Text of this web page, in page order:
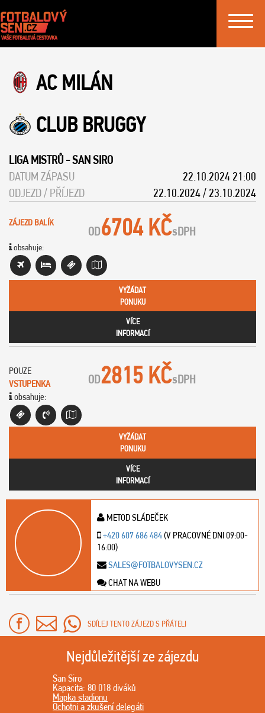
Toggle
AC MILÁN
CLUB BRUGGY
LIGA MISTRŮ -SAN SIRO
DATUM ZÁPASU
22.10.2024 21:00
ODJEZD / PŘÍJEZD
22.10.2024 / 23.10.2024
ZÁJEZD BALÍK
obsahuje:
OD6704 KČsDPH
VYŽÁDAT
PONUKU
VÍCE
INFORMACÍ
POUZE
VSTUPENKA
obsahuje:
OD2815 KČsDPH
VYŽÁDAT
PONUKU
VÍCE
INFORMACÍ
METOD SLÁDEČEK
+420 607 686 484(V PRACOVNÉ DNI 09:00-
16:00)
SALES@FOTBALOVYSEN.CZ
CHAT NA WEBU
SDÍLEJ TENTO ZÁJEZD S PŘÁTELI
Nejdůležitější ze zájezdu
San Siro
Kapacita: 80 018 diváků
Mapka stadionu
Ochotni a zkušení delegáti